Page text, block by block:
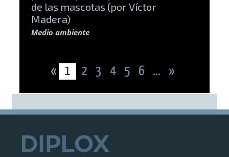
de las mascotas (por Víctor
Madera)
Medio ambiente
« 1 2 3 4 5 6 ... »